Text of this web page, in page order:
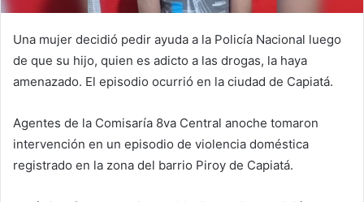
Una mujer decidió pedir ayuda a la Policía Nacional luego
de que su hijo, quien es adicto a las drogas, la haya
amenazado. El episodio ocurrió en la ciudad de Capiatá.
Agentes de la Comisaría 8va Central anoche tomaron
intervención en un episodio de violencia doméstica
registrado en la zona del barrio Piroy de Capiatá.